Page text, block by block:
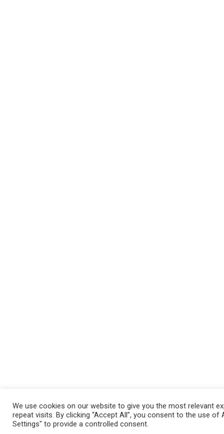
We use cookies on our website to give you the most relevant
repeat visits. By clicking “Accept All”, you consent to the use
Settings" to provide a controlled consent.